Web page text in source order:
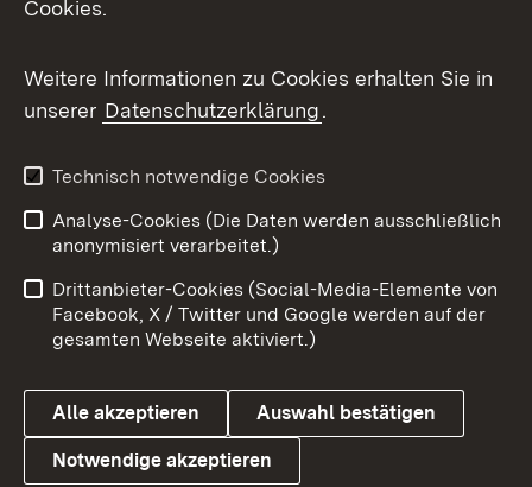
Messenger
Social Wall
X / Twitter
Youtube
Link zum Landesportal
Benutzungshinweise
Barrierefreiheit
Datenschutz
Cookies
Cookies.
Weitere Informationen zu Cookies erhalten Sie in
unserer Datenschutzerklärung.
Technisch notwendige Cookies
Analyse-Cookies (Die Daten werden ausschließlich
anonymisiert verarbeitet.)
Drittanbieter-Cookies (Social-Media-Elemente von
Facebook, X / Twitter und Google werden auf der
gesamten Webseite aktiviert.)
Alle akzeptieren Auswahl bestätigen
Notwendige akzeptieren